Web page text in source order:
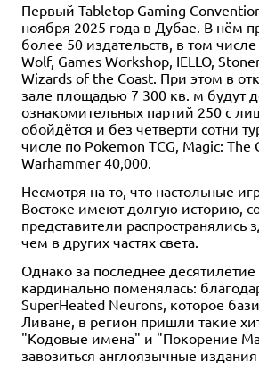
Первый Tabletop Gaming
ноября 2025 года в Дубае. В нём
более 50 издательств, в том
Wolf, Games Workshop, IELLO,
Wizards of the Coast. При этом в
зале площадью 7 300 кв. м будут
ознакомительных партий 250 с
обойдётся и без четверти сотни
числе по Pokemon TCG, Magic: The
Warhammer 40,000.
Несмотря на то, что настольные
Востоке имеют долгую историю,
представители распространялись
чем в других частях света.
Однако за последнее десятилетие
кардинально поменялась:
SuperHeated Neurons, которое
Ливане, в регион пришли такие
"Кодовые имена" и "Покорение
завозиться англоязычные